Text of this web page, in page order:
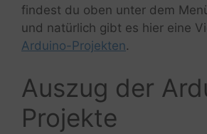
findest du oben unter dem
und natürlich gibt es hier eine
Arduino-Projekten.
Auszug der
Projekte